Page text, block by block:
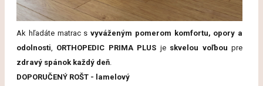
Ak hľadáte matrac s vyváženým pomerom komfortu, opory a
odolnosti
ORTHOPEDIC PRIMA PLUS je skvelou voľbou pre
zdravý spánok každý deň
DOPORUČENÝ ROŠT - lamelový